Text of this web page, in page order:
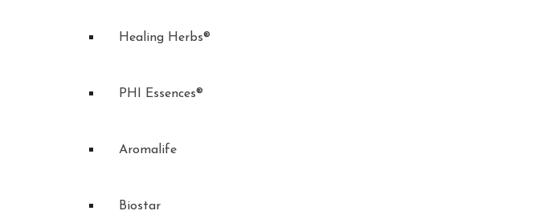
Healing Herbs®
PHI Essences®
Aromalife
Biostar